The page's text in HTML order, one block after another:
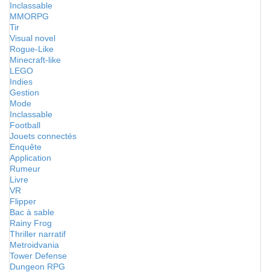
Inclassable
MMORPG
Tir
Visual novel
Rogue-Like
Minecraft-like
LEGO
Indies
Gestion
Mode
Inclassable
Football
Jouets connectés
Enquête
Application
Rumeur
Livre
VR
Flipper
Bac à sable
Rainy Frog
Thriller narratif
Metroidvania
Tower Defense
Dungeon RPG